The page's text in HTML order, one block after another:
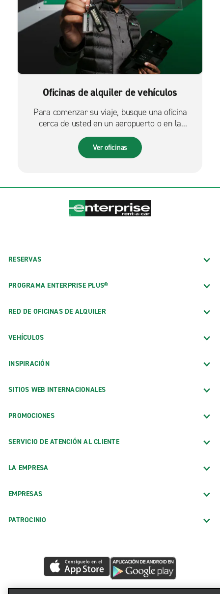
Oficinas de alquiler de vehículos
Para comenzar su viaje, busque una oficina
cerca de usted en un aeropuerto o en la
ciudad.
Ver oficinas
RESERVAS
PROGRAMA ENTERPRISE PLUS®
RED DE OFICINAS DE ALQUILER
VEHÍCULOS
INSPIRACIÓN
SITIOS WEB INTERNACIONALES
PROMOCIONES
SERVICIO DE ATENCIÓN AL CLIENTE
LA EMPRESA
EMPRESAS
PATROCINIO